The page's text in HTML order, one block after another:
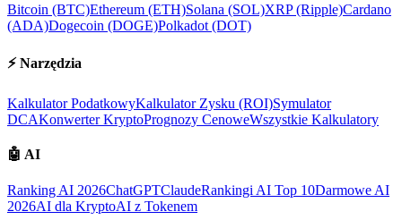
Bitcoin (BTC)Ethereum (ETH)Solana (SOL)XRP (Ripple)Cardano
(ADA)Dogecoin (DOGE)Polkadot (DOT)
⚡ Narzędzia
Kalkulator PodatkowyKalkulator Zysku (ROI)Symulator
DCAKonwerter KryptoPrognozy CenoweWszystkie Kalkulatory
🤖 AI
Ranking AI 2026ChatGPTClaudeRankingi AI Top 10Darmowe AI
2026AI dla KryptoAI z Tokenem